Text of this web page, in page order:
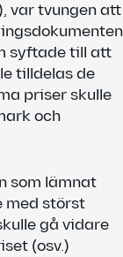
var tvungen att
syftade till att
tilldelas de
priser skulle
och
som lämnat
med störst
gå vidare
(osv.)